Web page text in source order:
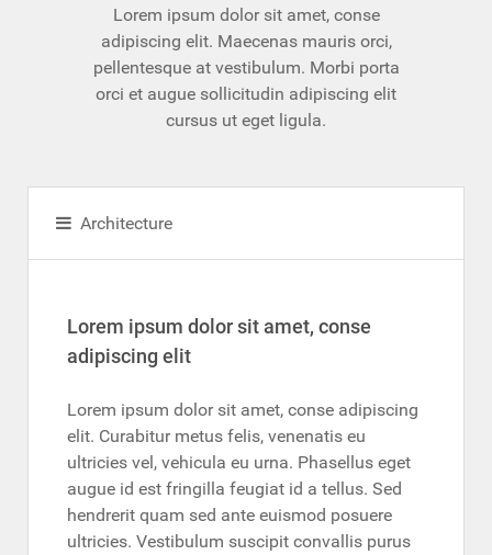
Lorem ipsum dolor sit amet, conse
adipiscing elit. Maecenas mauris orci,
pellentesque at vestibulum. Morbi porta
orci et augue sollicitudin adipiscing elit
cursus ut eget ligula.
Architecture
Lorem ipsum dolor sit amet, conse
adipiscing elit
Lorem ipsum dolor sit amet, conse adipiscing
elit. Curabitur metus felis, venenatis eu
ultricies vel, vehicula eu urna. Phasellus eget
augue id est fringilla feugiat id a tellus. Sed
hendrerit quam sed ante euismod posuere
ultricies. Vestibulum suscipit convallis purus